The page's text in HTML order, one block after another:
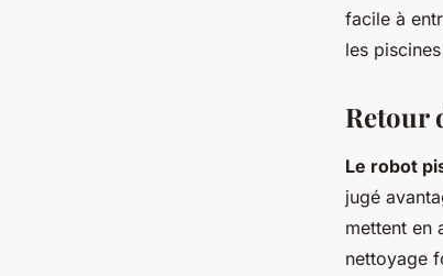
facile à
les
Retour
Le robot
jugé
mettent en
nettoyage